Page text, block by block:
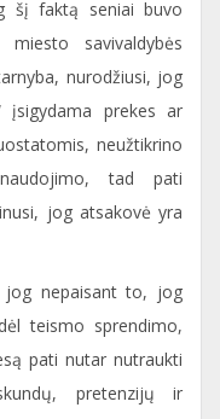
šį faktą seniai buvo
savivaldybės
nurodžiusi, jog
įsigydama prekes ar
neužtikrino
tad pati
jog atsakovė yra
jog nepaisant to, jog
teismo sprendimo,
pati nutar nutraukti
pretenzijų ir